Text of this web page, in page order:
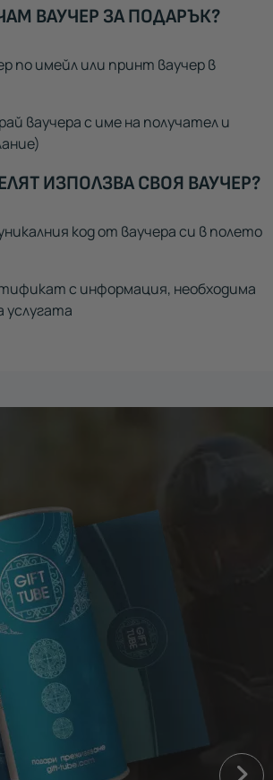
ВАУЧЕР ЗА ПОДАРЪК?
по имейл или принт ваучер в
ваучера с име на получател и
ИЗПОЛЗВА СВОЯ ВАУЧЕР?
код от ваучера си в полето
с информация, необходима
услугата